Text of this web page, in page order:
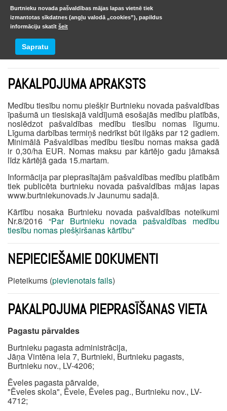
Medību tiesību noma
PAKALPOJUMA APRAKSTS
Medību tiesību nomu piešķir Burtnieku novada pašvaldības
īpašumā un tiesiskajā valdījumā esošajās medību platībās,
noslēdzot pašvaldības medību tiesību nomas līgumu.
Līguma darbības termiņš nedrīkst būt ilgāks par 12 gadiem.
Minimālā Pašvaldības medību tiesību nomas maksa gadā
ir 0,30/ha EUR. Nomas maksu par kārtējo gadu jāmaksā
līdz kārtējā gada 15.martam.
Informācija par pieprasītajām pašvaldības medību platībām
tiek publicēta burtnieku novada pašvaldības mājas lapas
www.burtniekunovads.lv Jaunumu sadaļā.
Kārtību nosaka Burtnieku novada pašvaldības noteikumi
Nr.8/2016 “Par Burtnieku novada pašvaldības medību
tiesību nomas piešķiršanas kārtību”
NEPIECIEŠAMIE DOKUMENTI
Pieteikums (pievienotais fails)
PAKALPOJUMA PIEPRASĪŠANAS VIETA
Pagastu pārvaldes
Burtnieku pagasta administrācija,
Jāņa Vintēna iela 7, Burtnieki, Burtnieku pagasts,
Burtnieku nov., LV-4206;
Ēveles pagasta pārvalde,
"Ēveles skola", Ēvele, Ēveles pag., Burtnieku nov., LV-
4712;
Burtnieku novada pašvaldības mājas lapas vietnē tiek
izmantotas sīkdatnes (angļu valodā „cookies”), papildus
informāciju skatīt šeit
Sapratu